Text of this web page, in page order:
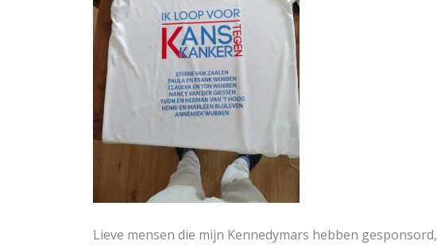
Lieve mensen die mijn Kennedymars hebben gesponsord,